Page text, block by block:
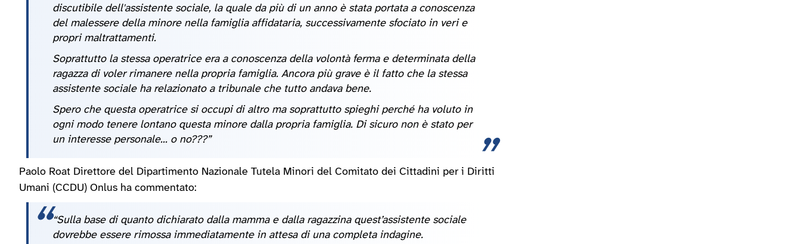
discutibile dell'assistente sociale, la quale da più di un anno è stata portata a conoscenza
del malessere della minore nella famiglia affidataria, successivamente sfociato in veri e
propri maltrattamenti.
Soprattutto la stessa operatrice era a conoscenza della volontà ferma e determinata della
ragazza di voler rimanere nella propria famiglia. Ancora più grave è il fatto che la stessa
assistente sociale ha relazionato a tribunale che tutto andava bene.
Spero che questa operatrice si occupi di altro ma soprattutto spieghi perché ha voluto in
ogni modo tenere lontano questa minore dalla propria famiglia. Di sicuro non è stato per
un interesse personale... o no???”
Paolo Roat Direttore del Dipartimento Nazionale Tutela Minori del Comitato dei Cittadini per i Diritti
Umani (CCDU) Onlus ha commentato:
“Sulla base di quanto dichiarato dalla mamma e dalla ragazzina quest’assistente sociale
dovrebbe essere rimossa immediatamente in attesa di una completa indagine.